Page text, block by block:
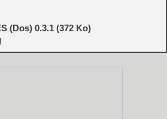
(Dos) 0.3.1 (372 Ko)